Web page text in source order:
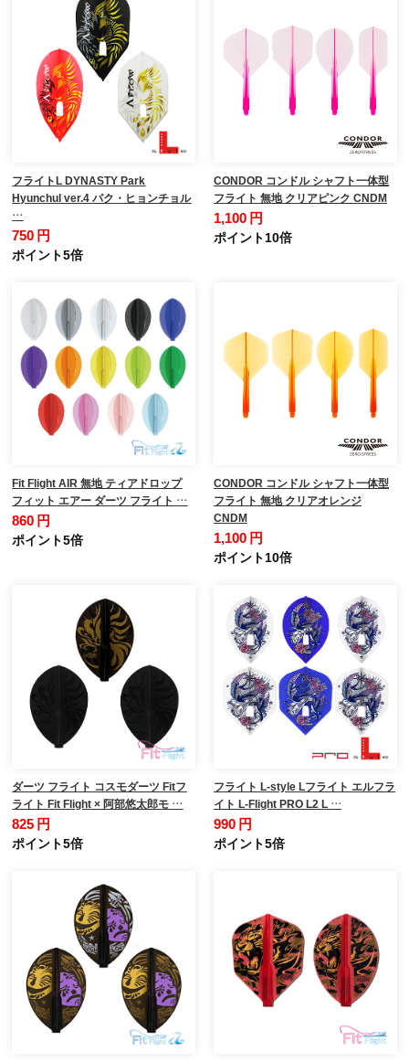
フライトL DYNASTY Park
Hyunchul ver.4 パク・ヒョンチョル
…
750 円
ポイント5倍
CONDOR コンドル シャフト一体型
フライト 無地 クリアピンク CNDM
1,100 円
ポイント10倍
Fit Flight AIR 無地 ティアドロップ
フィット エアー ダーツ フライト …
860 円
ポイント5倍
CONDOR コンドル シャフト一体型
フライト 無地 クリアオレンジ
CNDM
1,100 円
ポイント10倍
ダーツ フライト コスモダーツ Fitフ
ライト Fit Flight × 阿部悠太郎モ …
825 円
ポイント5倍
フライト L-style Lフライト エルフラ
イト L-Flight PRO L2 L …
990 円
ポイント5倍